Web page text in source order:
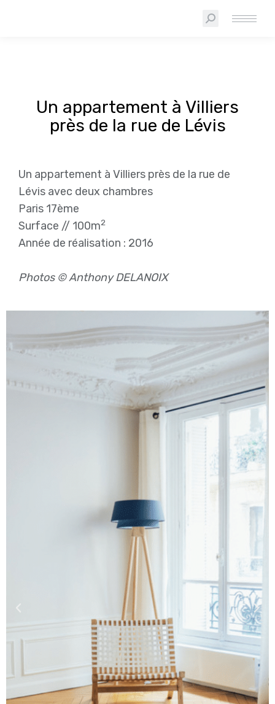
Un appartement à Villiers
près de la rue de Lévis
Un appartement à Villiers près de la rue de
Lévis avec deux chambres
Paris 17ème
Surface // 100m2
Année de réalisation : 2016
Photos © Anthony DELANOIX